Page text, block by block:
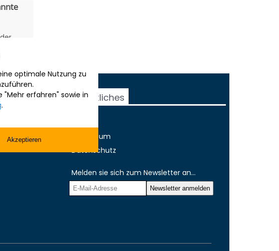
Rechtliches
Impressum
Datenschutz
Melden sie sich zum Newsletter an...
optimale Nutzung zu
erfahren" sowie in
.
Akzeptieren